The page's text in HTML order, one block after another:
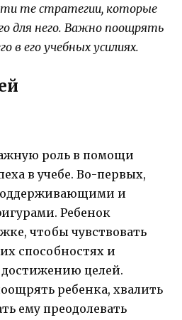
те стратегии, которые
для него. Важно поощрять
в его учебных усилиях.
роль в помощи
в учебе. Во-первых,
и
Ребенок
чтобы чувствовать
способностях и
целей.
ребенка, хвалить
ему преодолевать